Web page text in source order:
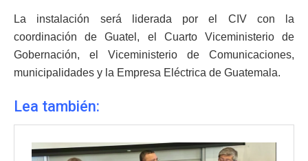
La instalación será liderada por el CIV con la
coordinación de Guatel, el Cuarto Viceministerio de
Gobernación, el Viceministerio de Comunicaciones,
municipalidades y la Empresa Eléctrica de Guatemala.
Lea también: